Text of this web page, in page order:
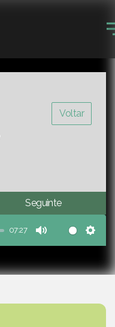
Voltar
Seguinte
07:27
Mute